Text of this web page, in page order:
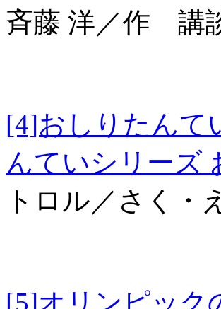
斉藤 洋／作 講
[4]おしりたん
んていシリー
トロル／さく
[5]オリンピッ